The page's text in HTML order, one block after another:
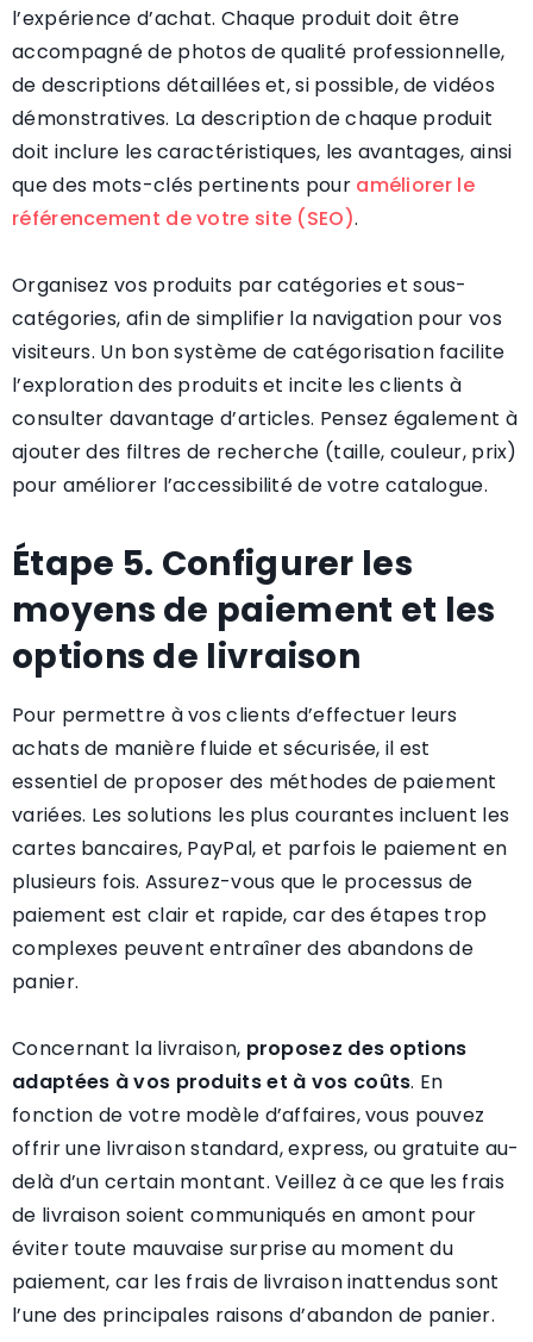
l’expérience d’achat. Chaque produit doit être
accompagné de photos de qualité professionnelle,
de descriptions détaillées et, si possible, de vidéos
démonstratives. La description de chaque produit
doit inclure les caractéristiques, les avantages, ainsi
que des mots-clés pertinents pour améliorer le
référencement de votre site (SEO).
Organisez vos produits par catégories et sous-
catégories, afin de simplifier la navigation pour vos
visiteurs. Un bon système de catégorisation facilite
l’exploration des produits et incite les clients à
consulter davantage d’articles. Pensez également à
ajouter des filtres de recherche (taille, couleur, prix)
pour améliorer l’accessibilité de votre catalogue.
Étape 5. Configurer les
moyens de paiement et les
options de livraison
Pour permettre à vos clients d’effectuer leurs
achats de manière fluide et sécurisée, il est
essentiel de proposer des méthodes de paiement
variées. Les solutions les plus courantes incluent les
cartes bancaires, PayPal, et parfois le paiement en
plusieurs fois. Assurez-vous que le processus de
paiement est clair et rapide, car des étapes trop
complexes peuvent entraîner des abandons de
panier.
Concernant la livraison, proposez des options
adaptées à vos produits et à vos coûts. En
fonction de votre modèle d’affaires, vous pouvez
offrir une livraison standard, express, ou gratuite au-
delà d’un certain montant. Veillez à ce que les frais
de livraison soient communiqués en amont pour
éviter toute mauvaise surprise au moment du
paiement, car les frais de livraison inattendus sont
l’une des principales raisons d’abandon de panier.